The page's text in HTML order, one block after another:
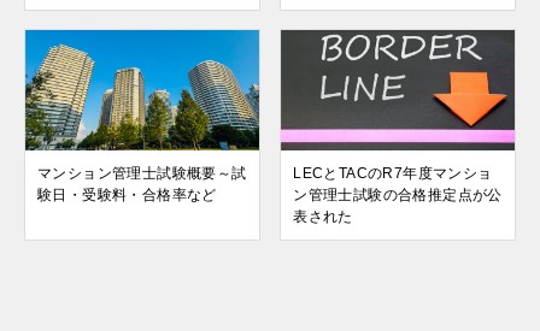
マンション管理士試験概要～試
験日・受験料・合格率など
LECとTACのR7年度マンショ
ン管理士試験の合格推定点が公
表された